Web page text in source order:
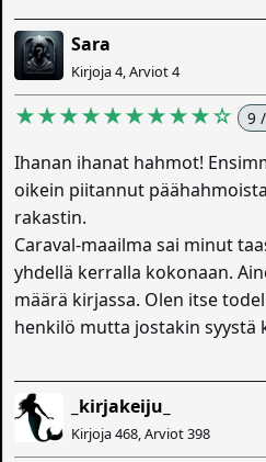
Sara
Kirjoja 4, Arviot 4
★★★★★★★★★☆ 9
Ihanan ihanat hahmot!
oikein piitannut
rakastin.
Caraval-maailma sai minut
yhdellä kerralla kokonaan.
määrä kirjassa. Olen itse
henkilö mutta jostakin syystä
_kirjakeiju_
Kirjoja 468, Arviot 398